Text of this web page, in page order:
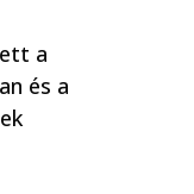
a
és a